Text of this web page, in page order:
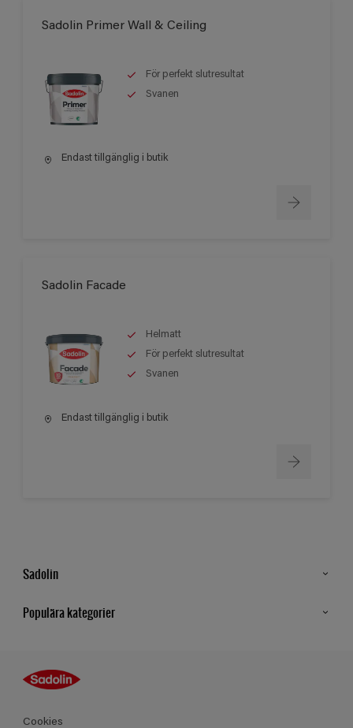
Sadolin Primer Wall & Ceiling
För perfekt slutresultat
Svanen
Endast tillgänglig i butik
Sadolin Facade
Helmatt
För perfekt slutresultat
Svanen
Endast tillgänglig i butik
Sadolin
Populära kategorier
Guides
Kulörer
Produkter
Cookies